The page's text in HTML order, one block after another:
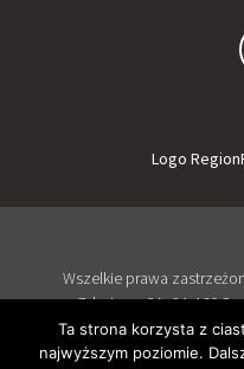
Logo
Wszelkie prawa
Zdrojowa 2A, 34-460
Wspierany przez
Ta strona korzysta z
najwyższym poziomie.